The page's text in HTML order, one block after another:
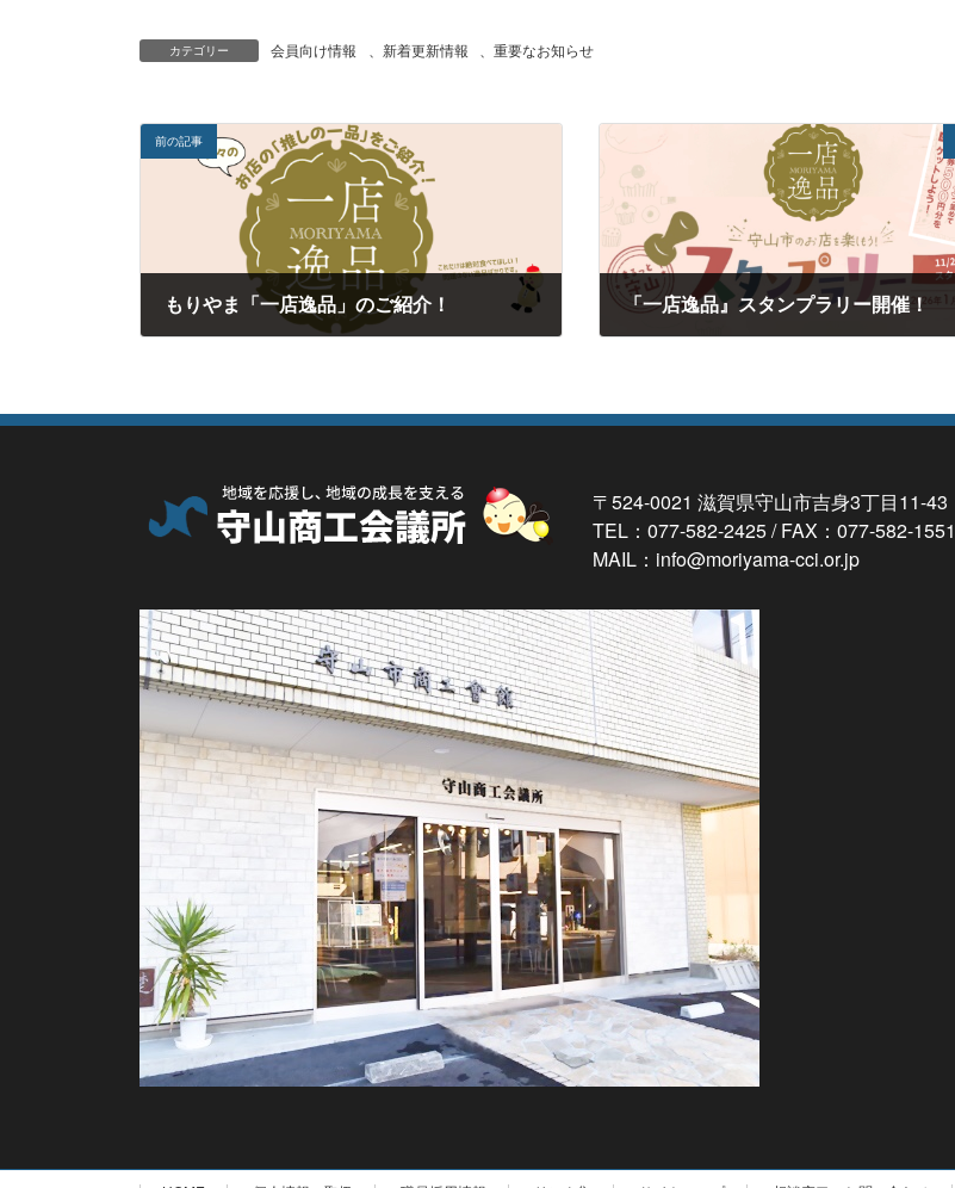
カテゴリー 会員向け情報 新着更新情報 、重要なお知らせ
前の記事
もりやま「一店逸品」のご紹介！ 「一店逸品』スタンプラリー開催！
〒524-0021 滋賀県守山市吉身3丁目11-43
TEL：077-582-2425 / FAX：077-582-1551
MAIL：info@moriyama-cci.or.jp